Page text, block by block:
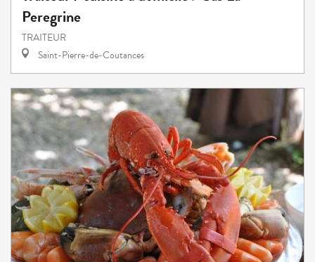
Peregrine
TRAITEUR
Saint-Pierre-de-Coutances